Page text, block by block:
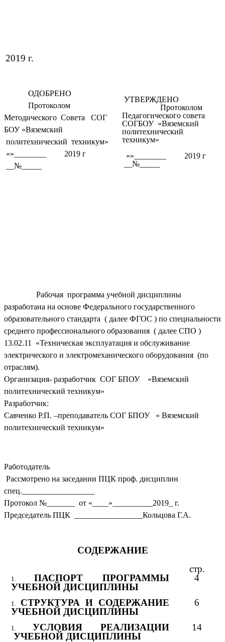
2019 г.
ОДОБРЕНО
Протоколом
Методического Совета СОГ
БОУ «Вяземский
политехнический техникум»
«»________ 2019 г
__№_____
УТВЕРЖДЕНО
Протоколом
Педагогического совета
СОГБОУ «Вяземский
политехнический
техникум»
«»________ 2019 г
__№_____
Рабочая программа учебной дисциплины
разработана на основе Федерального государственного
образовательного стандарта ( далее ФГОС ) по специальности
среднего профессионального образования ( далее СПО )
13.02.11 «Техническая эксплуатация и обслуживание
электрического и электромеханического оборудования (по
отраслям).
Организация- разработчик СОГ БПОУ «Вяземский
политехнический техникум»
Разработчик:
Савченко Р.П. –преподаватель СОГ БПОУ « Вяземский
политехнический техникум»
Работодатель
Рассмотрено на заседании ПЦК проф. дисциплин
спец.__________________
Протокол №_______ от «____»__________2019_ г.
Председатель ПЦК _________________Кольцова Г.А.
СОДЕРЖАНИЕ
стр.
ПАСПОРТ ПРОГРАММЫ
УЧЕБНОЙ ДИСЦИПЛИНЫ
4
СТРУКТУРА И СОДЕРЖАНИЕ
УЧЕБНОЙ ДИСЦИПЛИНЫ
6
УСЛОВИЯ РЕАЛИЗАЦИИ
УЧЕБНОЙ ДИСЦИПЛИНЫ
14